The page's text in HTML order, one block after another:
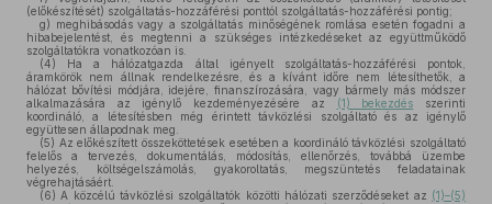
(előkészítését) szolgáltatás-hozzáférési ponttól szolgáltatás-hozzáférési pontig;
g) meghibásodás vagy a szolgáltatás minőségének romlása esetén fogadni a
hibabejelentést, és megtenni a szükséges intézkedéseket az együttműködő
szolgáltatókra vonatkozóan is.
(4) Ha a hálózatgazda által igényelt szolgáltatás-hozzáférési pontok,
áramkörök nem állnak rendelkezésre, és a kívánt időre nem létesíthetők, a
hálózat bővítési módjára, idejére, finanszírozására, vagy bármely más módszer
alkalmazására az igénylő kezdeményezésére az
(1) bekezdés szerinti
koordináló, a létesítésben még érintett távközlési szolgáltató és az igénylő
együttesen állapodnak meg.
(5) Az előkészített összeköttetések esetében a koordináló távközlési szolgáltató
felelős a tervezés, dokumentálás, módosítás, ellenőrzés, továbbá üzembe
helyezés, költségelszámolás, gyakoroltatás, megszüntetés feladatainak
végrehajtásáért.
(6) A közcélú távközlési szolgáltatók közötti hálózati szerződéseket az (1)–(5)